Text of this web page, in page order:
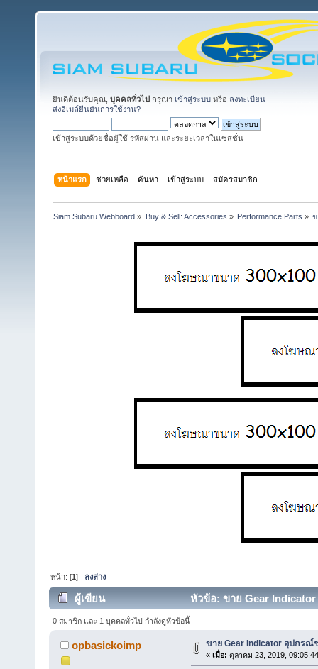
ยินดีต้อนรับคุณ, บุคคลทั่วไป กรุณา เข้าสู่ระบบ หรือ ลงทะเบียน
ส่งอีเมล์ยืนยันการใช้งาน?
เข้าสู่ระบบด้วยชื่อผู้ใช้ รหัสผ่าน และระยะเวลาในเซสชั่น
หน้าแรก ช่วยเหลือ ค้นหา เข้าสู่ระบบ สมัครสมาชิก
Siam Subaru Webboard » Buy & Sell: Accessories » Performance Parts »
หน้า: [1] ลงล่าง
ผู้เขียน หัวข้อ: ขาย Gear
0 สมาชิก และ 1 บุคคลทั่วไป กำลังดูหัวข้อนี้
opbasickoimp ขาย Gear Indicator อุปกรณ์
« เมื่อ: ตุลาคม 23, 2019,